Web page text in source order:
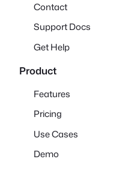
Contact
Support Docs
Get Help
Product
Features
Pricing
Use Cases
Demo